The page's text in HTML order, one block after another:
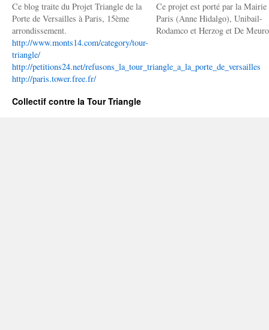
Ce blog traite du Projet Triangle de la
Porte de Versailles à Paris, 15ème
arrondissement.
http://www.monts14.com/category/tour-
triangle/
http://petitions24.net/refusons_la_tour_triangle_a_la_porte_de_versailles
http://paris.tower.free.fr/
Ce projet est porté par la Mairie
Paris (Anne Hidalgo), Unibail-
Rodamco et Herzog et De
Collectif contre la Tour Triangle